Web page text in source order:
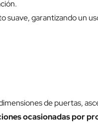
garantizando un
de puertas,
ocasionadas por